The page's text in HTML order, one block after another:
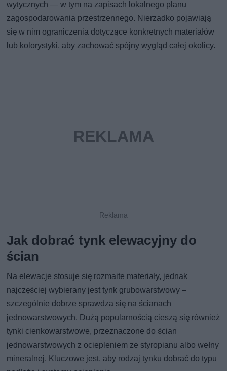
wytycznych — w tym na zapisach lokalnego planu
zagospodarowania przestrzennego. Nierzadko pojawiają
się w nim ograniczenia dotyczące konkretnych materiałów
lub kolorystyki, aby zachować spójny wygląd całej okolicy.
Jak dobrać tynk elewacyjny do
ścian
Na elewacje stosuje się rozmaite materiały, jednak
najczęściej wybierany jest tynk grubowarstwowy –
szczególnie dobrze sprawdza się na ścianach
jednowarstwowych. Dużą popularnością cieszą się również
tynki cienkowarstwowe, przeznaczone do ścian
jednowarstwowych z ociepleniem ze styropianu albo wełny
mineralnej. Kluczowe jest, aby rodzaj tynku dobrać do typu